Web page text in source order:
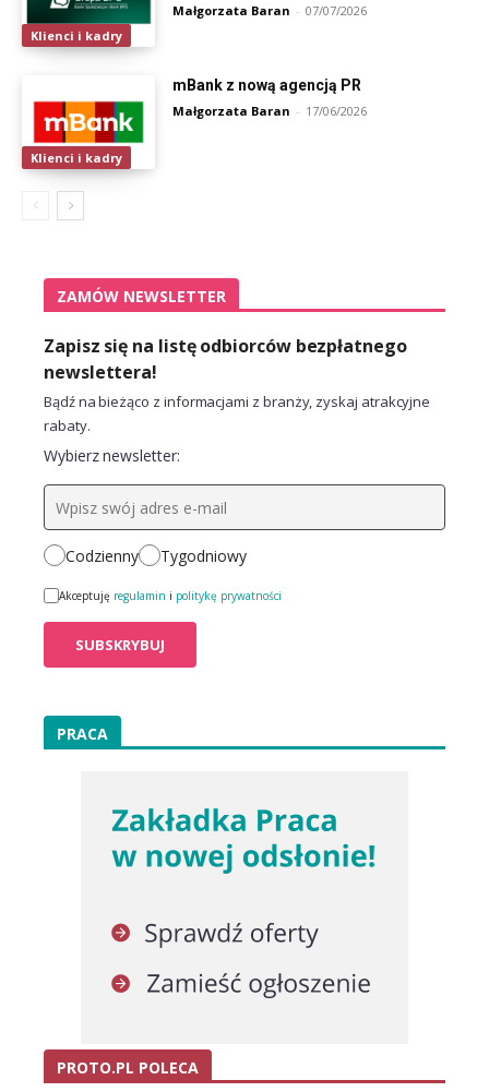
Klienci i kadry
Małgorzata Baran - 07/07/2026
Klienci i kadry
mBank z nową agencją PR
Małgorzata Baran - 17/06/2026
ZAMÓW NEWSLETTER
Zapisz się na listę odbiorców bezpłatnego
newslettera!
Bądź na bieżąco z informacjami z branży, zyskaj atrakcyjne
rabaty.
Wybierz newsletter:
Codzienny Tygodniowy
Akceptuję regulamin i politykę prywatności
PRACA
PROTO.PL POLECA